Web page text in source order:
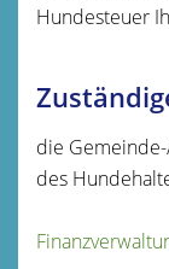
Hundesteuer
die
des